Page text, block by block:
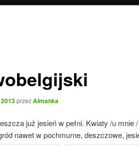
przezAlmanka
już jesień w pełni. Kwiaty /u mnie
nawet w pochmurne, deszczowe,